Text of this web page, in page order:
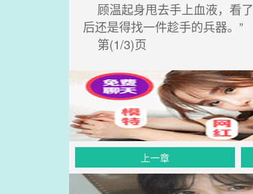
顾温起身甩去手上血液，看
后还是得找一件趁手的兵器。”
第(1/3)页
上一章